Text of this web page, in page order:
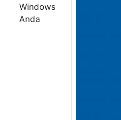
Windows
Anda